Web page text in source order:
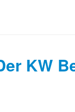
KW